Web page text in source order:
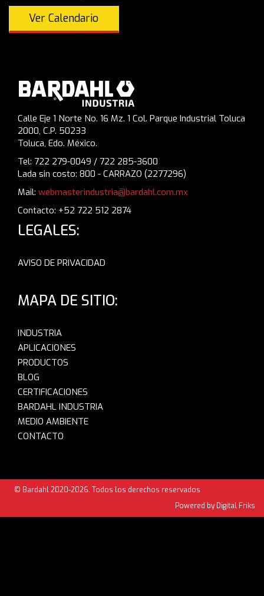
Ver Calendario
Calle Eje 1 Norte No. 16 Mz. 1 Col. Parque Industrial Toluca
2000, C.P. 50233
Toluca, Edo. México.
Tel: 722 279-0049 / 722 285-3600
Lada sin costo: 800 - CARRAZO (2277296)
Mail: webmasterindustria@bardahl.com.mx
Contacto: +52 722 512 2874
LEGALES:
AVISO DE PRIVACIDAD
MAPA DE SITIO:
INDUSTRIA
APLICACIONES
PRODUCTOS
BLOG
CERTIFICACIONES
BARDAHL INDUSTRIA
MEDIO AMBIENTE
CONTACTO
© Bardahl 2020-2026. Todos los derechos reservados
Powered by Digital Friks